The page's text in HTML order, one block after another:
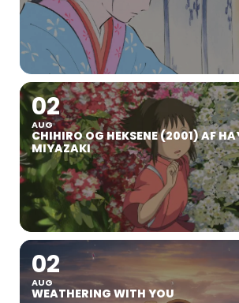
02
AUG
CHIHIRO OG HEKSENE (2001) AF
MIYAZAKI
02
AUG
WEATHERING WITH YOU